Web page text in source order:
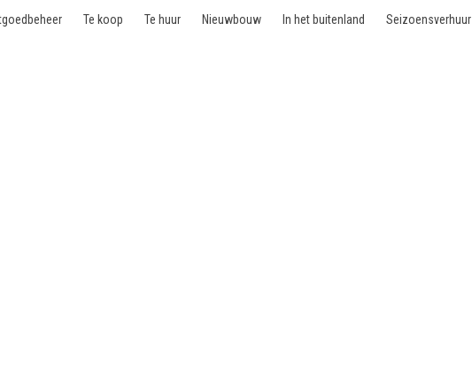
Te koop Te huur Nieuwbouw In het buitenland Seizoensverhuur
huur - 1180 Uccle